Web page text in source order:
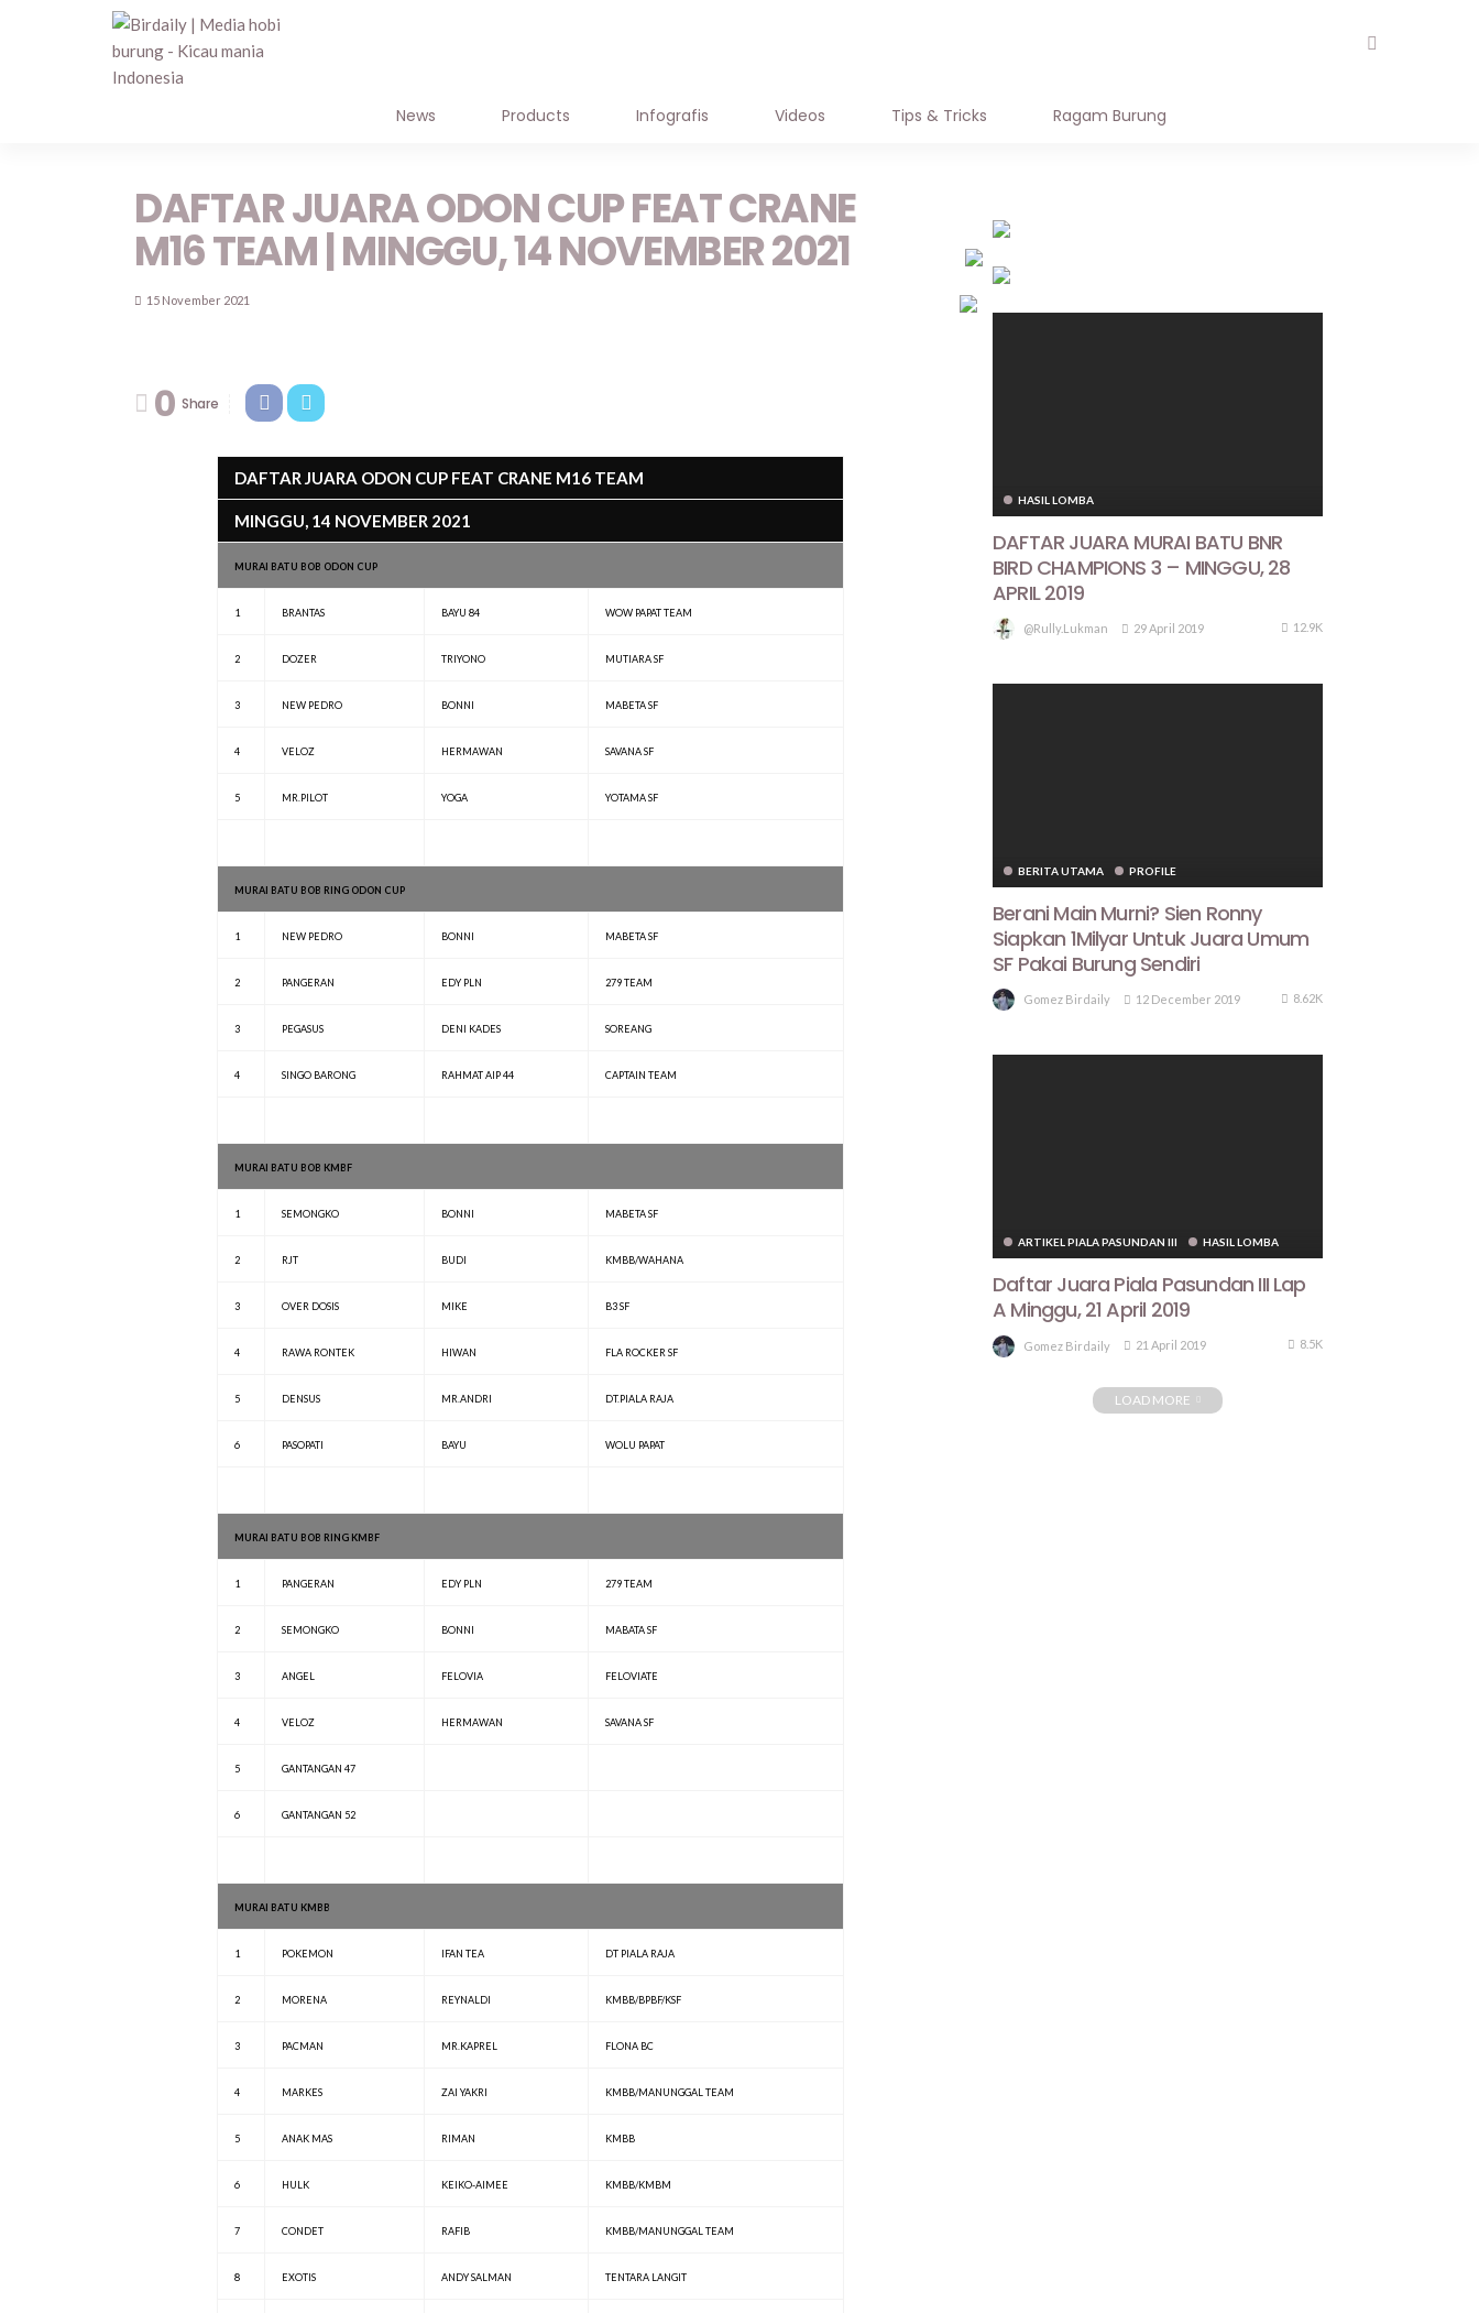
News Products Infografis Videos Tips & Tricks Ragam Burung
DAFTAR JUARA ODON CUP FEAT CRANE
M16 TEAM | MINGGU, 14 NOVEMBER 2021
15 November 2021
0 Share
DAFTAR JUARA ODON CUP FEAT CRANE M16 TEAM
MINGGU, 14 NOVEMBER 2021
MURAI BATU BOB ODON CUP
1 BRANTAS BAYU 84 WOW PAPAT TEAM
2 DOZER TRIYONO MUTIARA SF
3 NEW PEDRO BONNI MABETA SF
4 VELOZ HERMAWAN SAVANA SF
5 MR.PILOT YOGA YOTAMA SF
MURAI BATU BOB RING ODON CUP
1 NEW PEDRO BONNI MABETA SF
2 PANGERAN EDY PLN 279 TEAM
3 PEGASUS DENI KADES SOREANG
4 SINGO BARONG RAHMAT AIP 44 CAPTAIN TEAM
MURAI BATU BOB KMBF
1 SEMONGKO BONNI MABETA SF
2 RJT BUDI KMBB/WAHANA
3 OVER DOSIS MIKE B3 SF
4 RAWA RONTEK HIWAN FLA ROCKER SF
5 DENSUS MR.ANDRI DT.PIALA RAJA
6 PASOPATI BAYU WOLU PAPAT
MURAI BATU BOB RING KMBF
1 PANGERAN EDY PLN 279 TEAM
2 SEMONGKO BONNI MABATA SF
3 ANGEL FELOVIA FELOVIATE
4 VELOZ HERMAWAN SAVANA SF
5 GANTANGAN 47
6 GANTANGAN 52
MURAI BATU KMBB
1 POKEMON IFAN TEA DT PIALA RAJA
2 MORENA REYNALDI KMBB/BPBF/KSF
3 PACMAN MR.KAPREL FLONA BC
4 MARKES ZAI YAKRI KMBB/MANUNGGAL TEAM
5 ANAK MAS RIMAN KMBB
6 HULK KEIKO-AIMEE KMBB/KMBM
7 CONDET RAFIB KMBB/MANUNGGAL TEAM
8 EXOTIS ANDY SALMAN TENTARA LANGIT
HASIL LOMBA
DAFTAR JUARA MURAI BATU BNR
BIRD CHAMPIONS 3 – MINGGU, 28
APRIL 2019
@rully.lukman 29 April 2019 12.9K
BERITA UTAMA PROFILE
Berani Main Murni? Sien Ronny
Siapkan 1Milyar Untuk Juara Umum
SF Pakai Burung Sendiri
Gomez Birdaily 12 December 2019 8.62K
ARTIKEL PIALA PASUNDAN III HASIL LOMBA
Daftar Juara Piala Pasundan III Lap
A Minggu, 21 April 2019
Gomez Birdaily 21 April 2019 8.5K
LOAD MORE